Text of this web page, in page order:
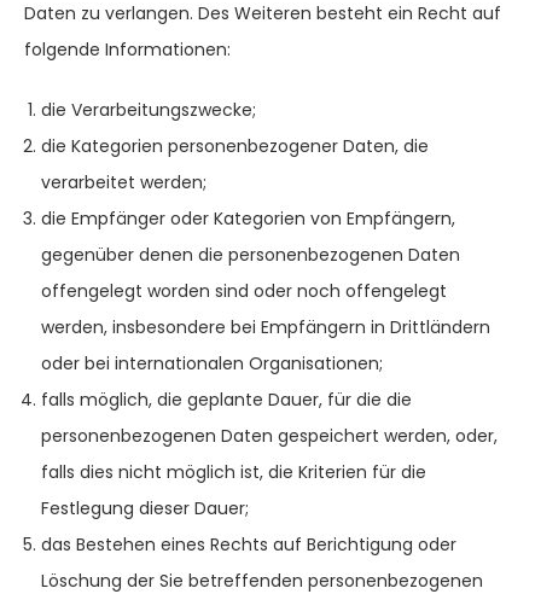
Daten zu verlangen. Des Weiteren besteht ein Recht auf
folgende Informationen:
die Verarbeitungszwecke;
die Kategorien personenbezogener Daten, die
verarbeitet werden;
die Empfänger oder Kategorien von Empfängern,
gegenüber denen die personenbezogenen Daten
offengelegt worden sind oder noch offengelegt
werden, insbesondere bei Empfängern in Drittländern
oder bei internationalen Organisationen;
falls möglich, die geplante Dauer, für die die
personenbezogenen Daten gespeichert werden, oder,
falls dies nicht möglich ist, die Kriterien für die
Festlegung dieser Dauer;
das Bestehen eines Rechts auf Berichtigung oder
Löschung der Sie betreffenden personenbezogenen